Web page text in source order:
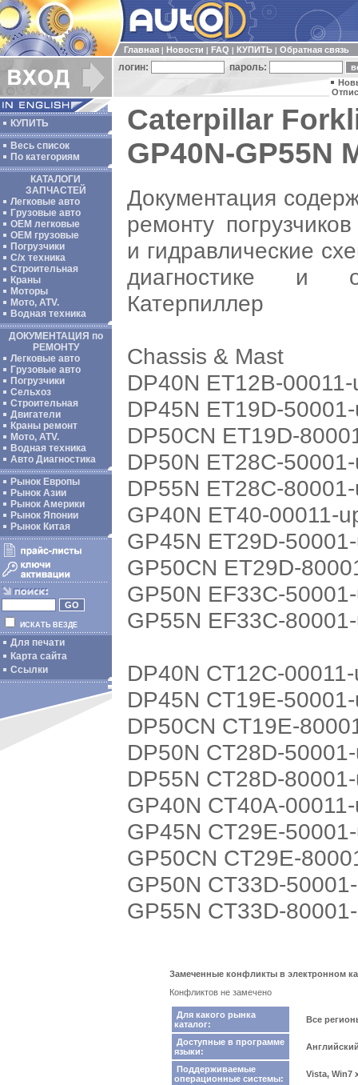
Главная Новости FAQ КУПИТЬ Обратная связь
логин: пароль:
КУПИТЬ
Весь список
По категориям
КАТАЛОГИ
ЗАПЧАСТЕЙ
Легковые авто
Грузовые авто
ОЕМ легковые
OEM грузовые
Погрузчики
С/х техника
Строительная
Краны
Моторы
Мото, ATV.
Водная техника
ДОКУМЕНТАЦИЯ по
РЕМОНТУ
Легковые авто
Грузовые авто
Погрузчики
Сельхоз
Строительная
Двигатели
Краны ремонт
Мото, ATV.
Водная техника
Авто Диагностика
Рынок Европы
Рынок Азии
Рынок Америки
Рынок Японии
Рынок Китая
ИСКАТЬ ВЕЗДЕ
Для печати
Карта сайта
Ссылки
Caterpillar
GP40N-GP55N
Документация
ремонту
и гидравлические
диагностике и
Катерпиллер
Chassis & Mast
DP40N ET12B-
DP45N ET19D-
DP50CN ET19D-
DP50N ET28C-
DP55N ET28C-
GP40N ET40-00011-
GP45N ET29D-
GP50CN ET29D-
GP50N EF33C-
GP55N EF33C-
DP40N CT12C-
DP45N CT19E-
DP50CN CT19E-
DP50N CT28D-
DP55N CT28D-
GP40N CT40A-
GP45N CT29E-
GP50CN CT29E-
GP50N CT33D-
GP55N CT33D-
Замеченные конфликты в электронном
Конфликтов не замечено
Для какого рынка
каталог:
Все
Доступные в программе
языки:
Поддерживаемые
операционные системы:
Vista, Win7